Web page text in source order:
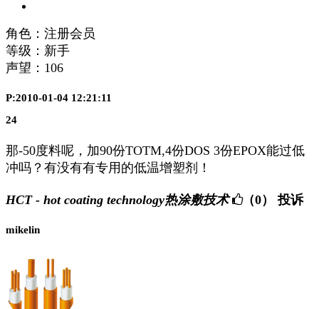
角色：注册会员
等级：新手
声望： 106
P:2010-01-04 12:21:11
24
那-50度料呢，加90份TOTM,4份DOS 3份EPOX能过低
冲吗？有没有有专用的低温增塑剂！
HCT - hot coating technology热涂敷技术 （0） 投诉
mikelin